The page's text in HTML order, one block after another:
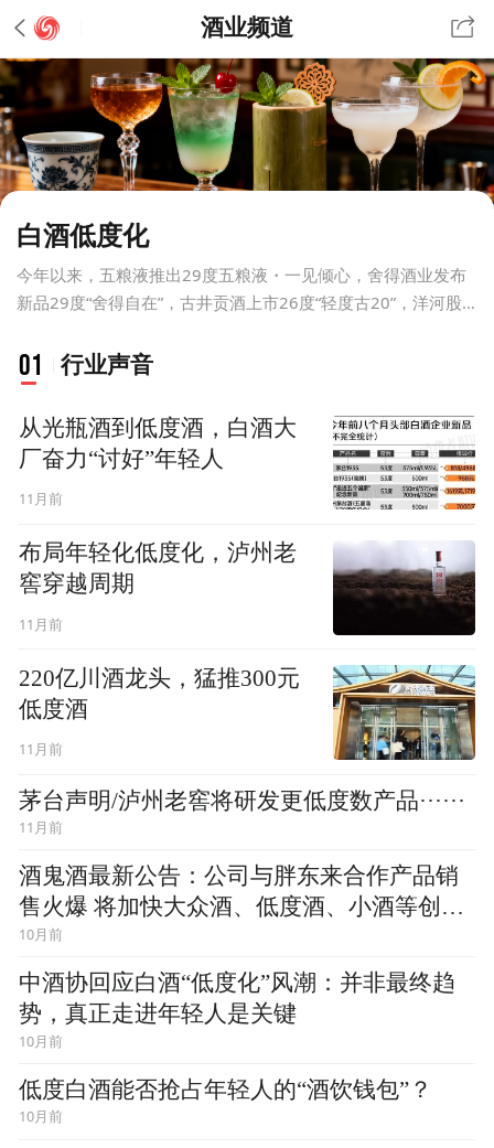
酒业频道
白酒低度化
今年以来，五粮液推出29度五粮液・一见倾心，舍得酒业发布
新品29度“舍得自在”，古井贡酒上市26度“轻度古20”，洋河股
尝试通过改变工艺，降低白酒度数，打开年轻市场与海外市
场。
01 行业声音
从光瓶酒到低度酒，白酒大
厂奋力“讨好”年轻人
11月前
布局年轻化低度化，泸州老
窖穿越周期
11月前
220亿川酒龙头，猛推300元
低度酒
11月前
茅台声明/泸州老窖将研发更低度数产品······
11月前
酒鬼酒最新公告：公司与胖东来合作产品销
售火爆 将加快大众酒、低度酒、小酒等创新
产品开发
10月前
中酒协回应白酒“低度化”风潮：并非最终趋
势，真正走进年轻人是关键
10月前
低度白酒能否抢占年轻人的“酒饮钱包”？
10月前